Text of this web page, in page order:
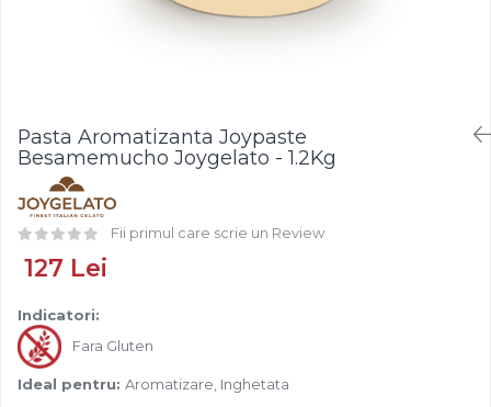
Compot si Cocktail
Arome
Aroma Vanilie
Aroma Rom
Aroma Lamaie
Isomalt
Crocant / Crumble
Lapte Condensat
Pasta Aromatizanta Joypaste
Besamemucho Joygelato - 1.2Kg
Fii primul care scrie un Review
127 Lei
Indicatori:
Fara Gluten
Ideal pentru: Aromatizare, Inghetata